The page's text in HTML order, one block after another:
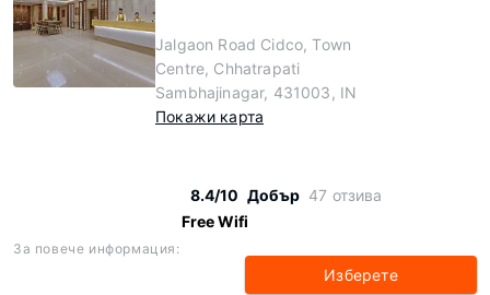
Jalgaon Road Cidco, Town
Centre, Chhatrapati
Sambhajinagar, 431003, IN
Покажи карта
8.4/10 Добър 47 отзива
Free Wifi
За повече информация:
Изберете